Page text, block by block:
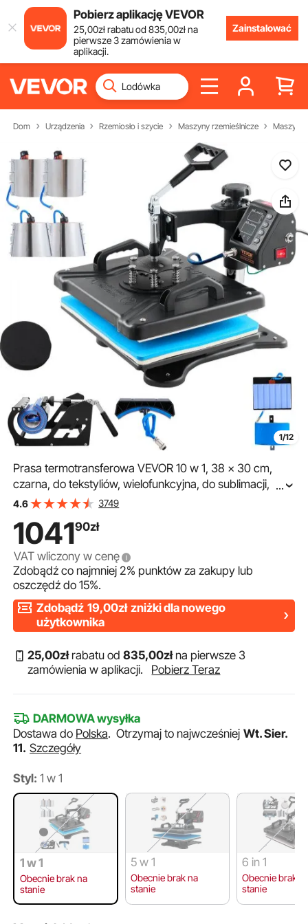
Pobierz aplikację VEVOR
25,00złrabatu od835,00złna
pierwsze 3 zamówienia w
aplikacji.
Zainstalować
Dom Urządzenia Rzemiosło i szycie Maszyny rzemieślnicze Maszyna
1/12
Prasa termotransferowa VEVOR 10 w 1, 38 x 30 cm,
czarna, do tekstyliów, wielofunkcyjna, do sublimacji, do
koszulek, kubków, do czapek, talerzy, kubków, obracana
...
4.6 3749
104190zł
VAT wliczony w cenę
Zdobądź co najmniej2% punktów za zakupy lub
oszczędź do15%.
Zdobądź 19,00zł zniżki dla nowego
użytkownika
25,00złrabatu od835,00złna pierwsze 3
zamówienia w aplikacji.
Pobierz Teraz
DARMOWA wysyłka
Dostawa do Polska.Otrzymaj to najwcześniej Wt. Sier.
11. Szczegóły
Styl: 1 w 1
1 w 1
Obecnie brak na
stanie
5 w 1
Obecnie brak na
stanie
6 in 1
Obecnie brak
stanie